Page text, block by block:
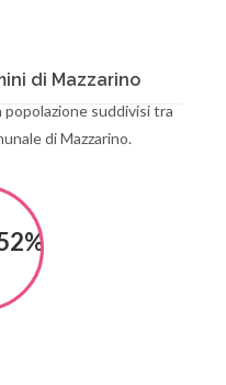
di Mazzarino
popolazione suddivisi tra
di Mazzarino.